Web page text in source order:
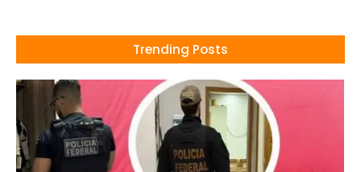
Trending Posts